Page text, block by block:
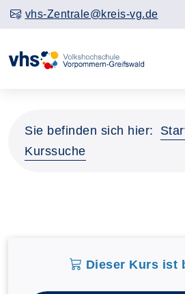
vhs-Zentrale@kreis-vg.de
Sie befinden sich hier:
Kurssuche
Dieser Kurs ist